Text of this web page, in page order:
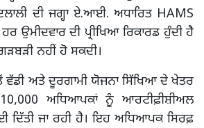
ਦੀ ਜਗ੍ਹਾ ਏ.ਆਈ. ਅਧਾਰਿਤ HAMS
ਉਮੀਦਵਾਰ ਦੀ ਪ੍ਰੀਖਿਆ ਰਿਕਾਰਡ ਹੁੰਦੀ ਹੈ
ਨਹੀਂ ਹੋ ਸਕਦੀ।
ਵੱਡੀ ਅਤੇ ਦੂਰਗਾਮੀ ਯੋਜਨਾ ਸਿੱਖਿਆ ਦੇ ਖੇਤਰ
ਅਧਿਆਪਕਾਂ ਨੂੰ ਆਰਟੀਫ਼ੀਸ਼ੀਅਲ
ਦਿੱਤੀ ਜਾ ਰਹੀ ਹੈ। ਇਹ ਅਧਿਆਪਕ ਸਿਰਫ਼